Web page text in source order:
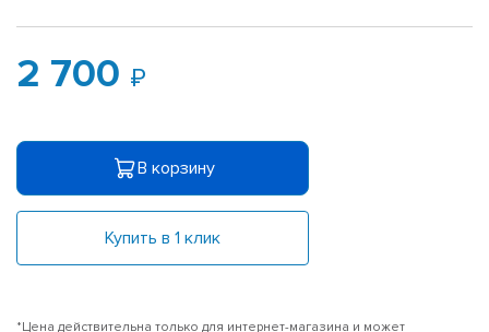
2 700
В корзину
Купить в 1 клик
*Цена действительна только для интернет-магазина и может